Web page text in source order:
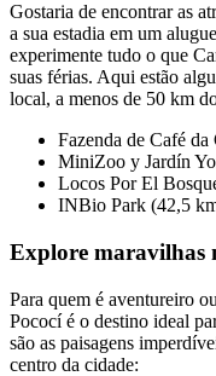
Gostaria de encontrar as
a sua estadia em um
experimente tudo o que
suas férias. Aqui estão
local, a menos de 50 km
Fazenda de Café
MiniZoo y Jardín
Locos Por El
INBio Park (42,5
Explore maravilhas
Para quem é aventureiro
Pococí é o destino ideal
são as paisagens
centro da cidade: